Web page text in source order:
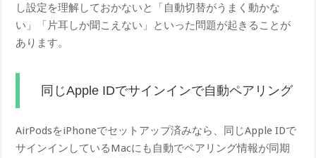
し設定を理解しておかないと「自動切替がうまく動かな
い」「片耳しか聞こえない」といった問題が起きることが
あります。
同じApple IDでサインインで自動ペアリング
AirPodsをiPhoneでセットアップ済みなら、同じApple IDで
サインインしているMacにも自動でペアリング情報が同期